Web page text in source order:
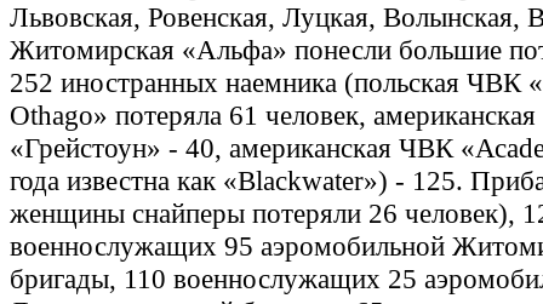
Львовская, Ровенская, Луцкая, Волынская,
Житомирская «Альфа» понесли большие
252 иностранных наемника (польская ЧВК
Othago» потеряла 61 человек,
«Грейстоун» - 40, американская ЧВК
года известна как «Blackwater») - 125.
женщины снайперы потеряли 26 человек),
военнослужащих 95 аэромобильной
бригады, 110 военнослужащих 25